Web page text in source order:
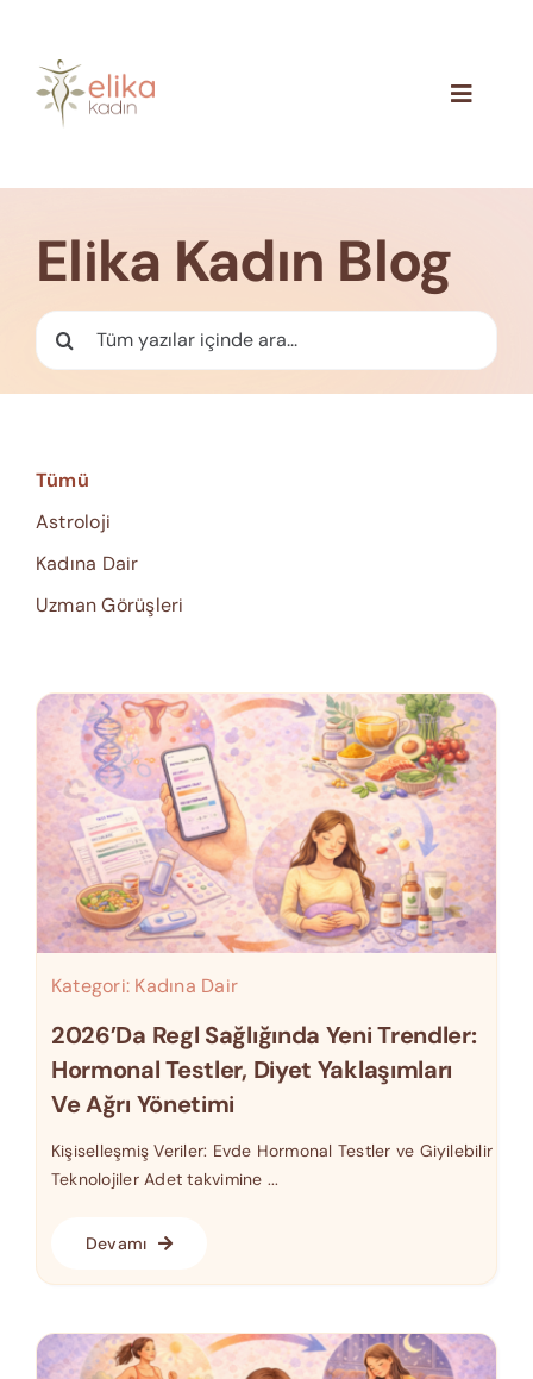
content
Toggle
İletişim
Elika Kadın Blog
Ara:
Tümü
Astroloji
Kadına Dair
Uzman Görüşleri
Kategori: Kadına Dair
2026’da Regl Sağlığında Yeni Trendler:
Hormonal Testler, Diyet Yaklaşımları
Ve Ağrı Yönetimi
Kişiselleşmiş Veriler: Evde Hormonal Testler ve Giyilebilir
Teknolojiler Adet takvimine ...
Devamı